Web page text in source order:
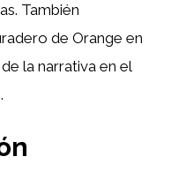
También
de Orange en
la narrativa en el